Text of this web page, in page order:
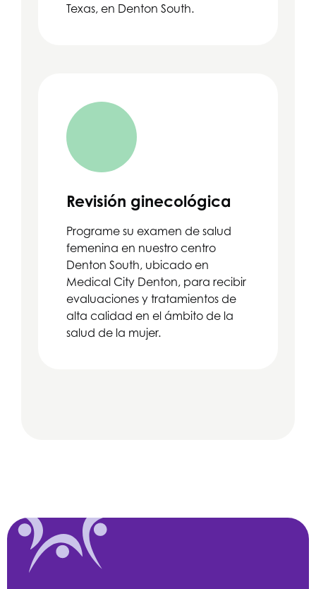
Texas, en Denton South.
Revisión ginecológica
Programe su examen de salud
femenina en nuestro centro
Denton South, ubicado en
Medical City Denton, para recibir
evaluaciones y tratamientos de
alta calidad en el ámbito de la
salud de la mujer.